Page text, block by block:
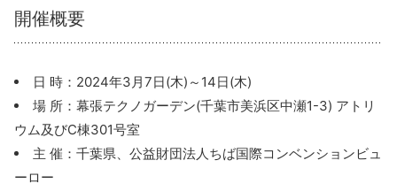
開催概要
日 時：2024年3月7日(木)～14日(木)
場 所：幕張テクノガーデン(千葉市美浜区中瀬1-3) アトリ
ウム及びC棟301号室
主 催：千葉県、公益財団法人ちば国際コンベンションビュ
ーロー